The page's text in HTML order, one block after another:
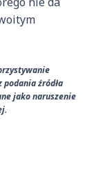
źródła
jako naruszenie